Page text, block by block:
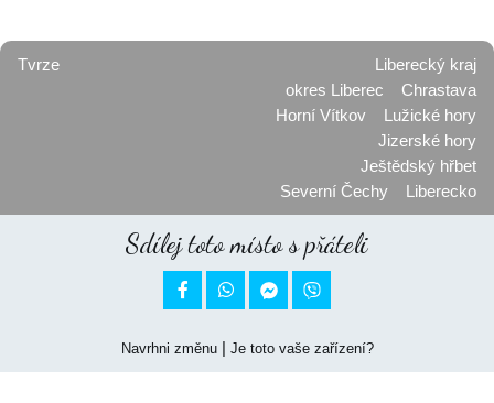
Tvrze
Liberecký kraj
okres Liberec
Chrastava
Horní Vítkov
Lužické hory
Jizerské hory
Ještědský hřbet
Severní Čechy
Liberecko
Sdílej toto místo s přáteli
 
Navrhni změnu| Je toto vaše zařízení?